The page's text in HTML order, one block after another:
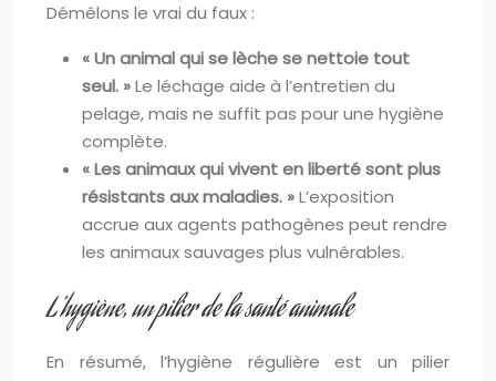
Démêlons le vrai du faux :
« Un animal qui se lèche se nettoie tout
seul. »Le léchage aide à l’entretien du
pelage, mais ne suffit pas pour une hygiène
complète.
« Les animaux qui vivent en liberté sont plus
résistants aux maladies. »L’exposition
accrue aux agents pathogènes peut rendre
les animaux sauvages plus vulnérables.
L’hygiène, un pilier de la santé animale
En résumé, l’hygiène régulière est un pilier